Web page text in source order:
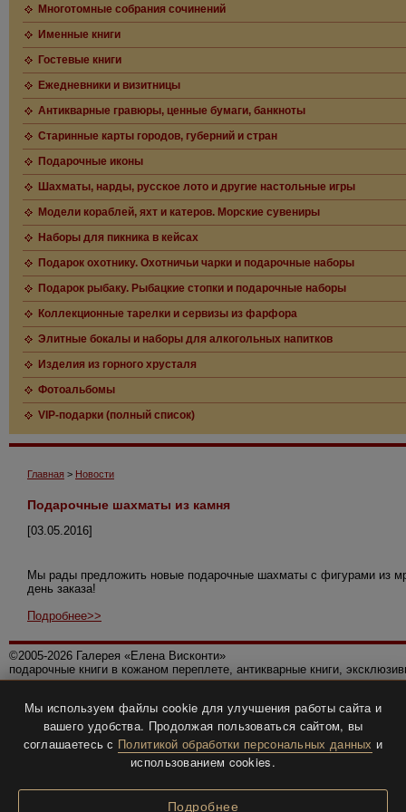
Многотомные собрания сочинений
Именные книги
Гостевые книги
Ежедневники и визитницы
Антикварные гравюры, ценные бумаги, банкноты
Старинные карты городов, губерний и стран
Подарочные иконы
Шахматы, нарды, русское лото и другие настольные игры
Модели кораблей, яхт и катеров. Морские сувениры
Наборы для пикника в кейсах
Подарок охотнику. Охотничьи чарки и подарочные наборы
Подарок рыбаку. Рыбацкие стопки и подарочные наборы
Коллекционные тарелки и сервизы из фарфора
Элитные бокалы и наборы для алкогольных напитков
Изделия из горного хрусталя
Фотоальбомы
VIP-подарки (полный список)
Главная > Новости
Подарочные шахматы из камня
[03.05.2016]
Мы рады предложить новые подарочные шахматы с фигурами из
день заказа!
Подробнее>>
©2005-2026 Галерея «Елена Висконти»
подарочные книги в кожаном переплете, антикварные книги,
Политика конфиденциальности
Все права защищены.
Разработка и дизайнBTV-info.
Мы используем файлы cookie для улучшения работы сайта и
вашего удобства. Продолжая пользоваться сайтом, вы
соглашаетесь с Политикой обработки персональных данных и
использованием cookies.
Подробнее